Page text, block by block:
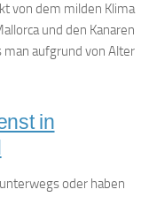
von dem milden Klima
und den Kanaren
man aufgrund von Alter
in
oder haben